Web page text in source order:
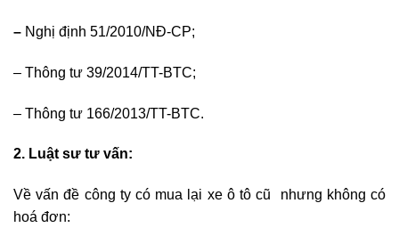
– Nghị định 51/2010/NĐ-CP;
– Thông tư 39/2014/TT-BTC;
– Thông tư 166/2013/TT-BTC.
2. Luật sư tư vấn:
Về vấn đề công ty có mua lại xe ô tô cũ nhưng không có
hoá đơn: